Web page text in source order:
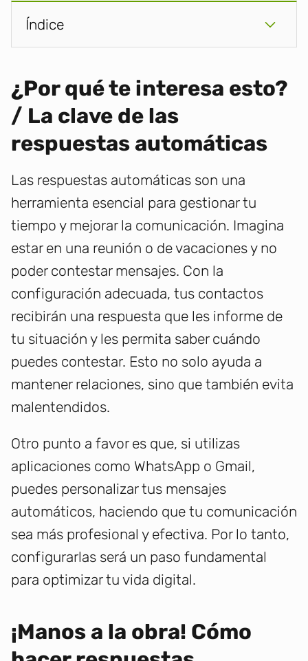
Índice
¿Por qué te interesa esto?
/ La clave de las
respuestas automáticas
Las respuestas automáticas son una
herramienta esencial para gestionar tu
tiempo y mejorar la comunicación. Imagina
estar en una reunión o de vacaciones y no
poder contestar mensajes. Con la
configuración adecuada, tus contactos
recibirán una respuesta que les informe de
tu situación y les permita saber cuándo
puedes contestar. Esto no solo ayuda a
mantener relaciones, sino que también evita
malentendidos.
Otro punto a favor es que, si utilizas
aplicaciones como WhatsApp o Gmail,
puedes personalizar tus mensajes
automáticos, haciendo que tu comunicación
sea más profesional y efectiva. Por lo tanto,
configurarlas será un paso fundamental
para optimizar tu vida digital.
¡Manos a la obra! Cómo